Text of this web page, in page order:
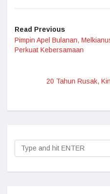
Read Previous
Pimpin Apel Bulanan,
Perkuat Kebersamaan
20 Tahun Rusak,